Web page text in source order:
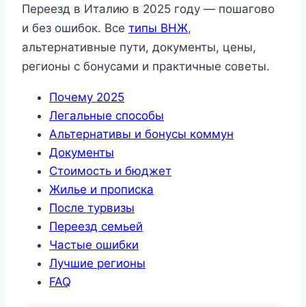
Переезд в Италию в 2025 году — пошагово
и без ошибок. Все типы ВНЖ,
альтернативные пути, документы, цены,
регионы с бонусами и практичные советы.
Почему 2025
Легальные способы
Альтернативы и бонусы коммун
Документы
Стоимость и бюджет
Жилье и прописка
После турвизы
Переезд семьей
Частые ошибки
Лучшие регионы
FAQ